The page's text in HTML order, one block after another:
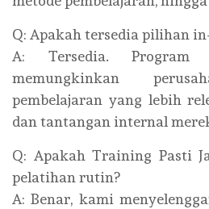
Q: Apakah tersedia pilihan
A: Tersedia. Program
memungkinkan
pembelajaran yang lebih
dan tantangan internal
Q: Apakah Training Pasti
pelatihan rutin?
A: Benar, kami